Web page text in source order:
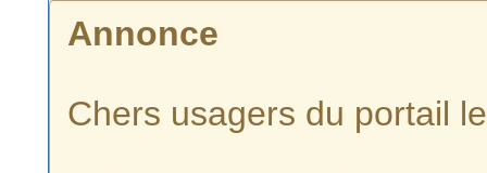
Annonce
Chers usagers du portail